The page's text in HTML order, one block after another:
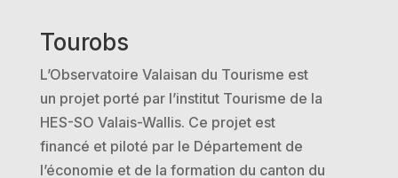
Tourobs
L’Observatoire Valaisan du Tourisme est
un projet porté par l’institut Tourisme de la
HES-SO Valais-Wallis. Ce projet est
financé et piloté par le Département de
l’économie et de la formation du canton du